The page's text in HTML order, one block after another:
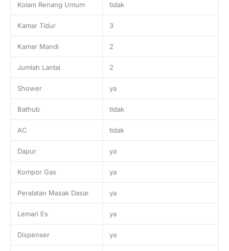
Kolam Renang Umum tidak
Kamar Tidur 3
Kamar Mandi 2
Jumlah Lantai 2
Shower ya
Bathub tidak
AC tidak
Dapur ya
Kompor Gas ya
Peralatan Masak Dasar ya
Lemari Es ya
Dispenser ya